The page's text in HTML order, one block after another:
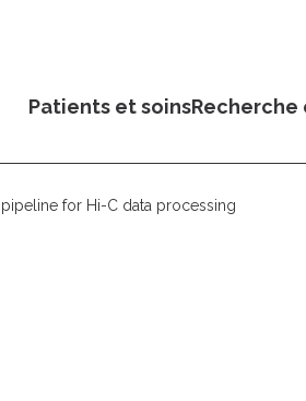
Patients et soinsRecherche
for Hi-C data processing